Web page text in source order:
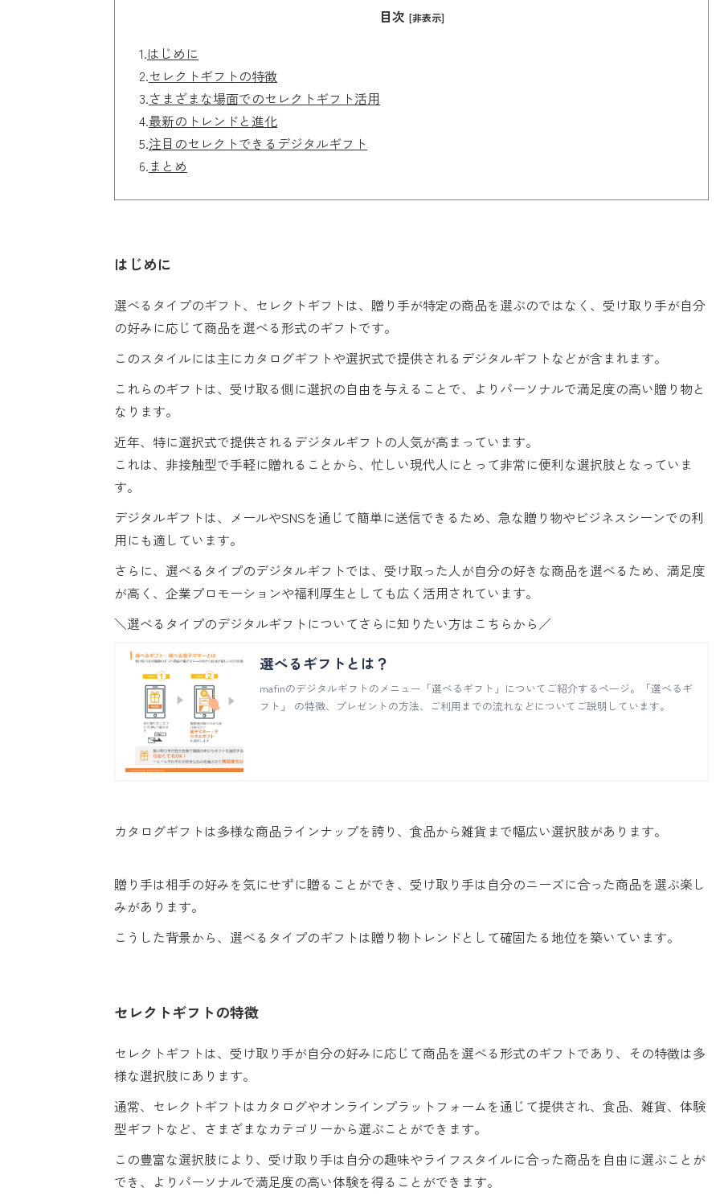
目次 [非表示]
1.はじめに
2.セレクトギフトの特徴
3.さまざまな場面でのセレクトギフト活用
4.最新のトレンドと進化
5.注目のセレクトできるデジタルギフト
6.まとめ
はじめに
選べるタイプのギフト、セレクトギフトは、贈り手が特定の商品を選ぶのではなく、受け取り手が自分
の好みに応じて商品を選べる形式のギフトです。
このスタイルには主にカタログギフトや選択式で提供されるデジタルギフトなどが含まれます。
これらのギフトは、受け取る側に選択の自由を与えることで、よりパーソナルで満足度の高い贈り物と
なります。
近年、特に選択式で提供されるデジタルギフトの人気が高まっています。
これは、非接触型で手軽に贈れることから、忙しい現代人にとって非常に便利な選択肢となっていま
す。
デジタルギフトは、メールやSNSを通じて簡単に送信できるため、急な贈り物やビジネスシーンでの利
用にも適しています。
さらに、選べるタイプのデジタルギフトでは、受け取った人が自分の好きな商品を選べるため、満足度
が高く、企業プロモーションや福利厚生としても広く活用されています。
＼選べるタイプのデジタルギフトについてさらに知りたい方はこちらから／
選べるギフトとは？
mafinのデジタルギフトのメニュー「選べるギフト」についてご紹介するページ。「選べるギ
フト」 の特徴、プレゼントの方法、ご利用までの流れなどについてご説明しています。
カタログギフトは多様な商品ラインナップを誇り、食品から雑貨まで幅広い選択肢があります。
贈り手は相手の好みを気にせずに贈ることができ、受け取り手は自分のニーズに合った商品を選ぶ楽し
みがあります。
こうした背景から、選べるタイプのギフトは贈り物トレンドとして確固たる地位を築いています。
セレクトギフトの特徴
セレクトギフトは、受け取り手が自分の好みに応じて商品を選べる形式のギフトであり、その特徴は多
様な選択肢にあります。
通常、セレクトギフトはカタログやオンラインプラットフォームを通じて提供され、食品、雑貨、体験
型ギフトなど、さまざまなカテゴリーから選ぶことができます。
この豊富な選択肢により、受け取り手は自分の趣味やライフスタイルに合った商品を自由に選ぶことが
でき、よりパーソナルで満足度の高い体験を得ることができます。